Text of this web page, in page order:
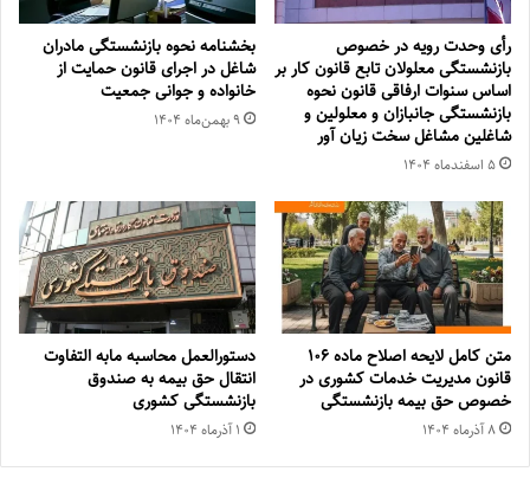
رأی وحدت رویه در خصوص
بازنشستگی معلولان تابع قانون کار بر
اساس سنوات ارفاقی قانون نحوه
بازنشستگی جانبازان و معلولین و
شاغلین مشاغل سخت زیان آور
۵ اسفند‌ماه ۱۴۰۴
بخشنامه نحوه بازنشستگی مادران
شاغل در اجرای قانون حمایت از
خانواده و جوانی جمعیت
۹ بهمن‌ماه ۱۴۰۴
متن کامل لایحه اصلاح ماده ۱۰۶
قانون مدیریت خدمات کشوری در
خصوص حق بیمه بازنشستگی
۸ آذر‌ماه ۱۴۰۴
دستورالعمل محاسبه مابه التفاوت
انتقال حق بیمه به صندوق
بازنشستگی کشوری
۱ آذر‌ماه ۱۴۰۴